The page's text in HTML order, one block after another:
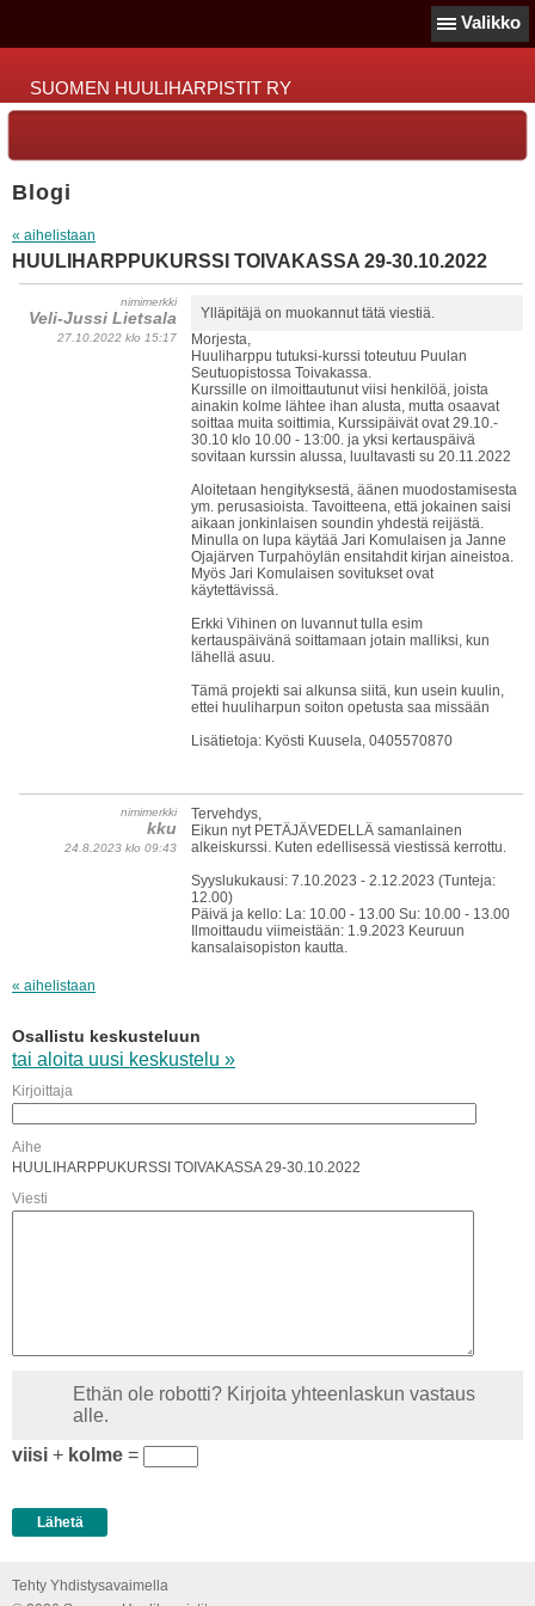
Valikko
SUOMEN HUULIHARPISTIT RY
Blogi
« aihelistaan
HUULIHARPPUKURSSI TOIVAKASSA 29-30.10.2022
nimimerkki
Veli-Jussi Lietsala
27.10.2022 klo 15:17
Ylläpitäjä on muokannut tätä viestiä.
Morjesta,
Huuliharppu tutuksi-kurssi toteutuu Puulan
Seutuopistossa Toivakassa.
Kurssille on ilmoittautunut viisi henkilöä, joista
ainakin kolme lähtee ihan alusta, mutta osaavat
soittaa muita soittimia, Kurssipäivät ovat 29.10.-
30.10 klo 10.00 - 13:00. ja yksi kertauspäivä
sovitaan kurssin alussa, luultavasti su 20.11.2022
Aloitetaan hengityksestä, äänen muodostamisesta
ym. perusasioista. Tavoitteena, että jokainen saisi
aikaan jonkinlaisen soundin yhdestä reijästä.
Minulla on lupa käytää Jari Komulaisen ja Janne
Ojajärven Turpahöylän ensitahdit kirjan aineistoa.
Myös Jari Komulaisen sovitukset ovat
käytettävissä.
Erkki Vihinen on luvannut tulla esim
kertauspäivänä soittamaan jotain malliksi, kun
lähellä asuu.
Tämä projekti sai alkunsa siitä, kun usein kuulin,
ettei huuliharpun soiton opetusta saa missään
Lisätietoja: Kyösti Kuusela, 0405570870
nimimerkki
kku
24.8.2023 klo 09:43
Tervehdys,
Eikun nyt PETÄJÄVEDELLÄ samanlainen
alkeiskurssi. Kuten edellisessä viestissä kerrottu.
Syyslukukausi: 7.10.2023 - 2.12.2023 (Tunteja:
12.00)
Päivä ja kello: La: 10.00 - 13.00 Su: 10.00 - 13.00
Ilmoittaudu viimeistään: 1.9.2023 Keuruun
kansalaisopiston kautta.
« aihelistaan
Osallistu keskusteluun
tai aloita uusi keskustelu »
Kirjoittaja
Aihe
HUULIHARPPUKURSSI TOIVAKASSA 29-30.10.2022
Viesti
Ethän ole robotti? Kirjoita yhteenlaskun vastaus
alle.
viisi + kolme =
Tehty Yhdistysavaimella